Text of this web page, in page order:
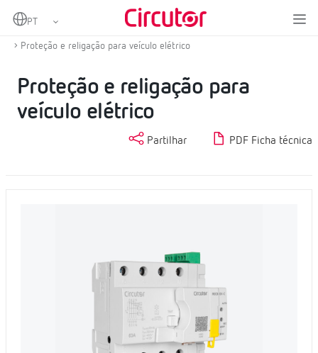
Home
Proteção e controlo
Proteção e religação para veículo elétrico
Proteção e religação para
veículo elétrico
Partilhar PDF Ficha técnica